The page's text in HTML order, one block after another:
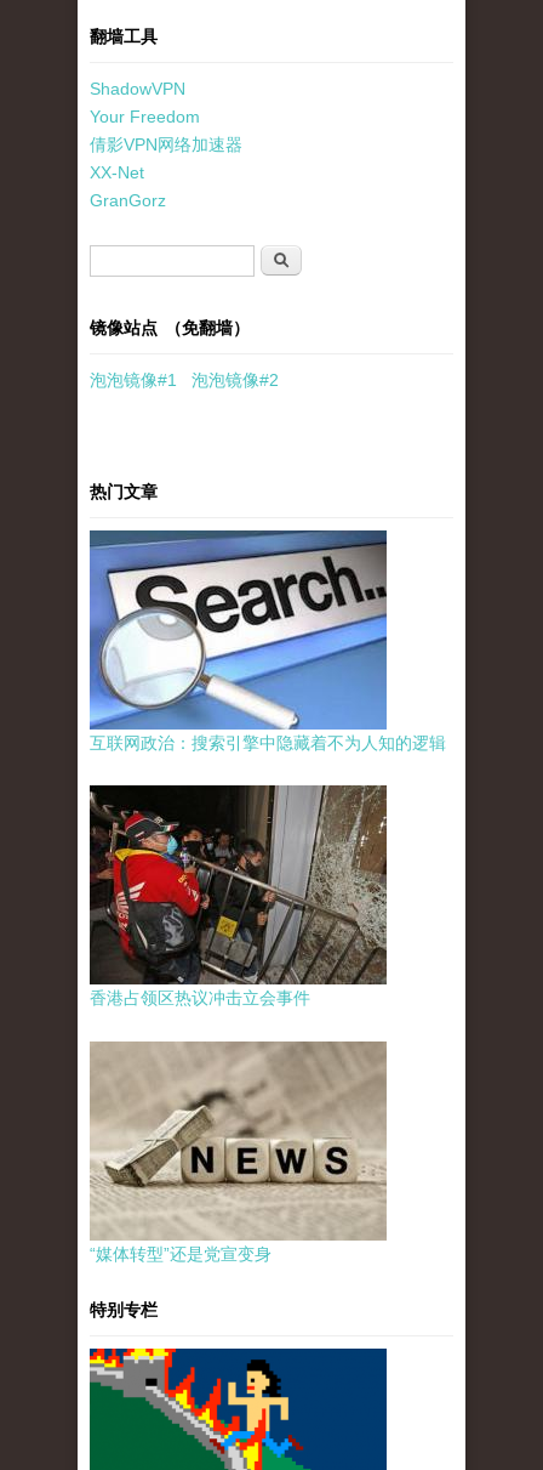
翻墙工具
ShadowVPN
Your Freedom
倩影VPN网络加速器
XX-Net
GranGorz
搜索
镜像站点 （免翻墙）
泡泡镜像#1 泡泡镜像#2
热门文章
互联网政治：搜索引擎中隐藏着不为人知的逻辑
香港占领区热议冲击立会事件
“媒体转型”还是党宣变身
特别专栏